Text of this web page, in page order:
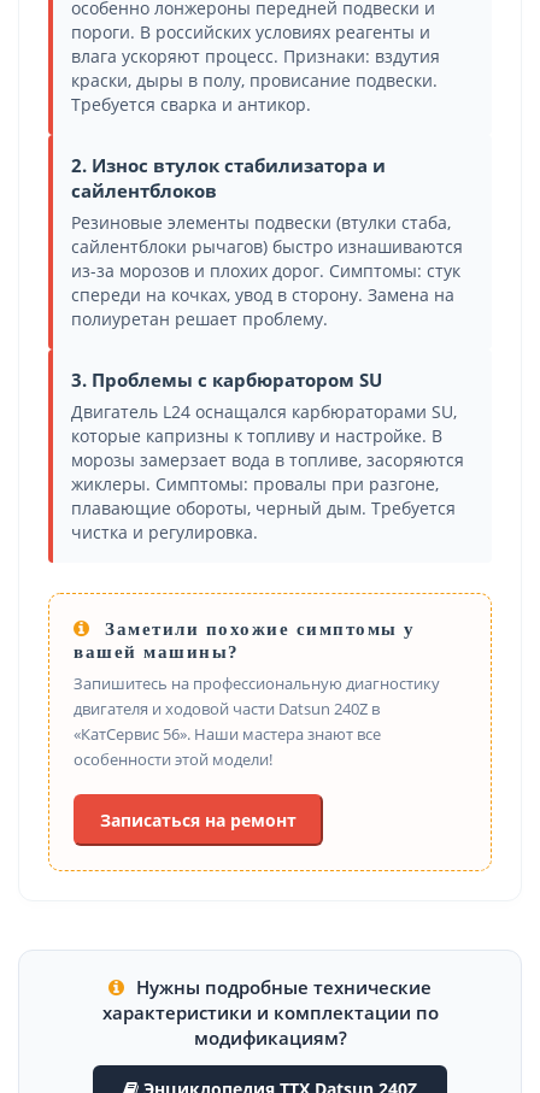
особенно лонжероны передней подвески и
пороги. В российских условиях реагенты и
влага ускоряют процесс. Признаки: вздутия
краски, дыры в полу, провисание подвески.
Требуется сварка и антикор.
2. Износ втулок стабилизатора и
сайлентблоков
Резиновые элементы подвески (втулки стаба,
сайлентблоки рычагов) быстро изнашиваются
из-за морозов и плохих дорог. Симптомы: стук
спереди на кочках, увод в сторону. Замена на
полиуретан решает проблему.
3. Проблемы с карбюратором SU
Двигатель L24 оснащался карбюраторами SU,
которые капризны к топливу и настройке. В
морозы замерзает вода в топливе, засоряются
жиклеры. Симптомы: провалы при разгоне,
плавающие обороты, черный дым. Требуется
чистка и регулировка.
Заметили похожие симптомы у
вашей машины?
Запишитесь на профессиональную диагностику
двигателя и ходовой части Datsun 240Z в
«КатСервис 56». Наши мастера знают все
особенности этой модели!
Записаться на ремонт
Нужны подробные технические
характеристики и комплектации по
модификациям?